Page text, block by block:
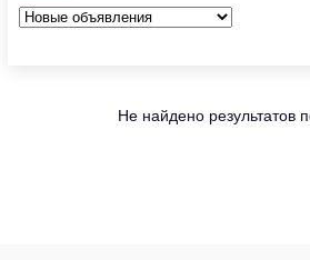
Не найдено результатов